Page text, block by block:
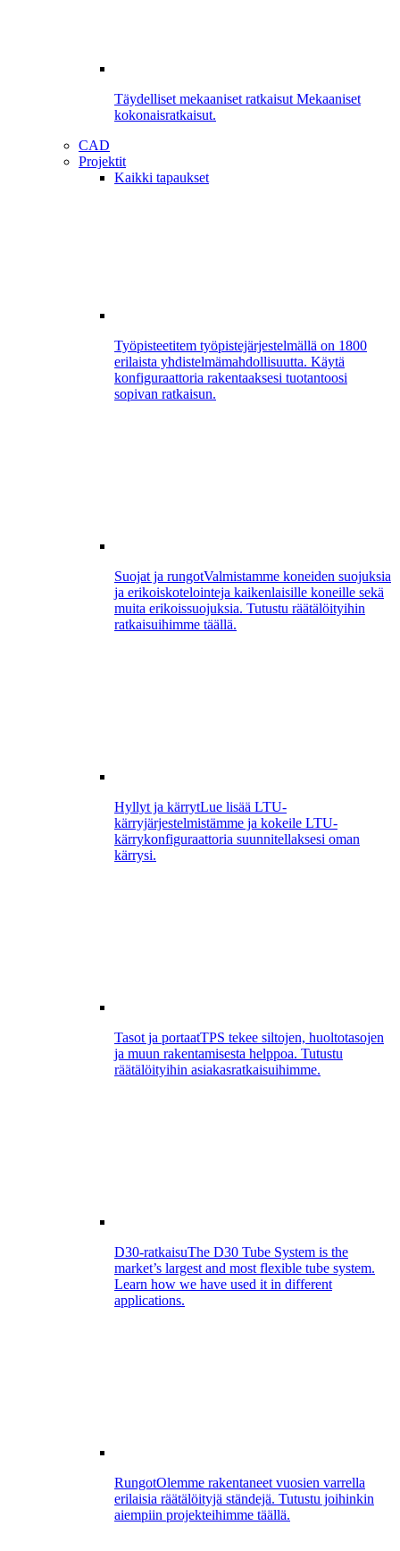
Täydelliset mekaaniset ratkaisut Mekaaniset
kokonaisratkaisut.
CAD
Projektit
Kaikki tapaukset
Työpisteetitem työpistejärjestelmällä on 1800
erilaista yhdistelmämahdollisuutta. Käytä
konfiguraattoria rakentaaksesi tuotantoosi
sopivan ratkaisun.
Suojat ja rungotValmistamme koneiden suojuksia
ja erikoiskotelointeja kaikenlaisille koneille sekä
muita erikoissuojuksia. Tutustu räätälöityihin
ratkaisuihimme täällä.
Hyllyt ja kärrytLue lisää LTU-
kärryjärjestelmistämme ja kokeile LTU-
kärrykonfiguraattoria suunnitellaksesi oman
kärrysi.
Tasot ja portaatTPS tekee siltojen, huoltotasojen
ja muun rakentamisesta helppoa. Tutustu
räätälöityihin asiakasratkaisuihimme.
D30-ratkaisuThe D30 Tube System is the
market’s largest and most flexible tube system.
Learn how we have used it in different
applications.
RungotOlemme rakentaneet vuosien varrella
erilaisia räätälöityjä ständejä. Tutustu joihinkin
aiempiin projekteihimme täällä.